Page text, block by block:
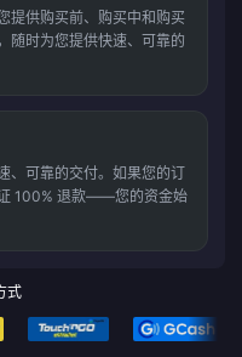
提供购买前、购买中和购买
随时为您提供快速、可靠的
、可靠的交付。如果您的订
100% 退款——您的资金始
式